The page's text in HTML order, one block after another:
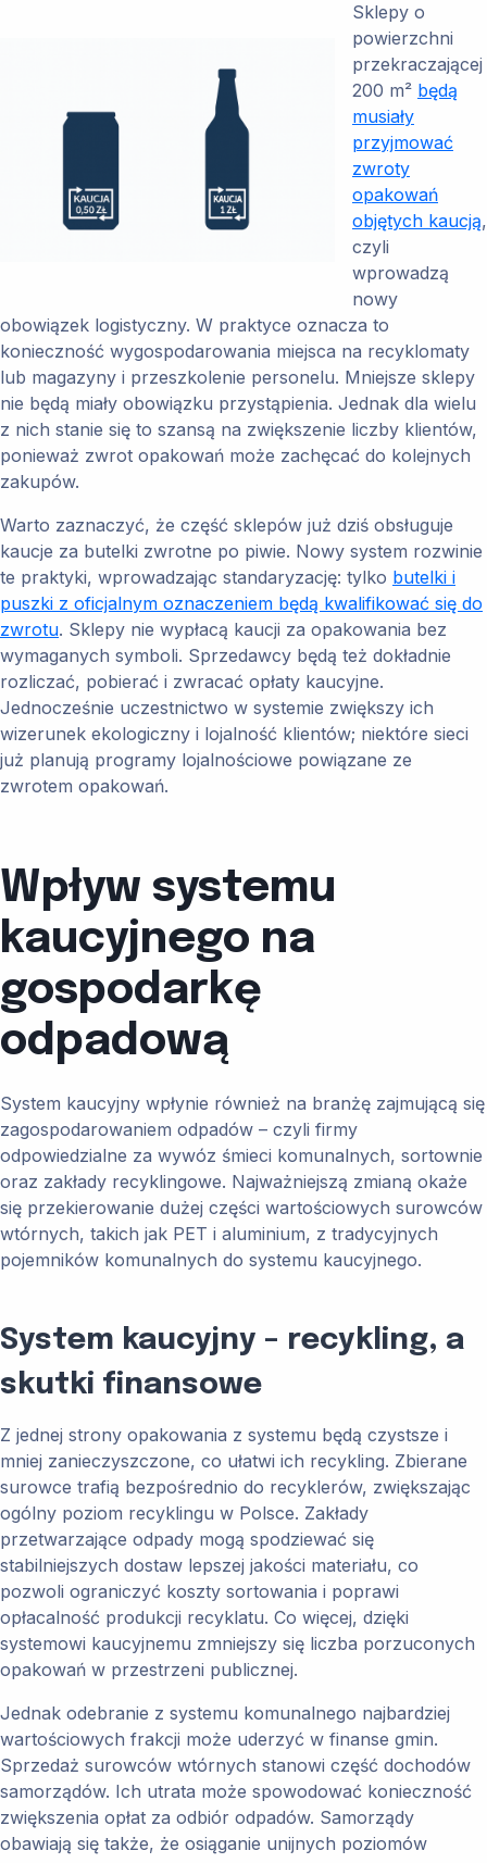
Sklepy o
powierzchni
przekraczającej
200 m² będą
musiały
przyjmować
zwroty
opakowań
objętych kaucją,
czyli
wprowadzą
nowy
obowiązek logistyczny. W praktyce oznacza to
konieczność wygospodarowania miejsca na recyklomaty
lub magazyny i przeszkolenie personelu. Mniejsze sklepy
nie będą miały obowiązku przystąpienia. Jednak dla wielu
z nich stanie się to szansą na zwiększenie liczby klientów,
ponieważ zwrot opakowań może zachęcać do kolejnych
zakupów.
Warto zaznaczyć, że część sklepów już dziś obsługuje
kaucje za butelki zwrotne po piwie. Nowy system rozwinie
te praktyki, wprowadzając standaryzację: tylko butelki i
puszki z oficjalnym oznaczeniem będą kwalifikować się do
zwrotu. Sklepy nie wypłacą kaucji za opakowania bez
wymaganych symboli. Sprzedawcy będą też dokładnie
rozliczać, pobierać i zwracać opłaty kaucyjne.
Jednocześnie uczestnictwo w systemie zwiększy ich
wizerunek ekologiczny i lojalność klientów; niektóre sieci
już planują programy lojalnościowe powiązane ze
zwrotem opakowań.
Wpływ systemu
kaucyjnego na
gospodarkę
odpadową
System kaucyjny wpłynie również na branżę zajmującą się
zagospodarowaniem odpadów – czyli firmy
odpowiedzialne za wywóz śmieci komunalnych, sortownie
oraz zakłady recyklingowe. Najważniejszą zmianą okaże
się przekierowanie dużej części wartościowych surowców
wtórnych, takich jak PET i aluminium, z tradycyjnych
pojemników komunalnych do systemu kaucyjnego.
System kaucyjny – recykling, a
skutki finansowe
Z jednej strony opakowania z systemu będą czystsze i
mniej zanieczyszczone, co ułatwi ich recykling. Zbierane
surowce trafią bezpośrednio do recyklerów, zwiększając
ogólny poziom recyklingu w Polsce. Zakłady
przetwarzające odpady mogą spodziewać się
stabilniejszych dostaw lepszej jakości materiału, co
pozwoli ograniczyć koszty sortowania i poprawi
opłacalność produkcji recyklatu. Co więcej, dzięki
systemowi kaucyjnemu zmniejszy się liczba porzuconych
opakowań w przestrzeni publicznej.
Jednak odebranie z systemu komunalnego najbardziej
wartościowych frakcji może uderzyć w finanse gmin.
Sprzedaż surowców wtórnych stanowi część dochodów
samorządów. Ich utrata może spowodować konieczność
zwiększenia opłat za odbiór odpadów. Samorządy
obawiają się także, że osiąganie unijnych poziomów